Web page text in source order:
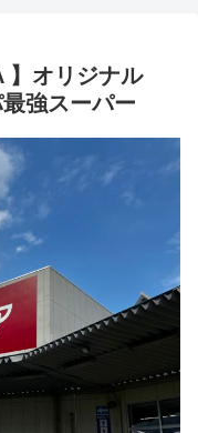
オリジナル
強スーパー